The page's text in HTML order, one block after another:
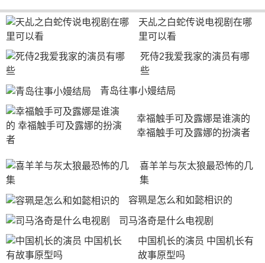
天乩之白蛇传说电视剧在哪
里可以看
死侍2我爱我家的演员有哪
些
青岛往事小嫚结局
幸福触手可及露娜是谁演的
幸福触手可及露娜的扮演者
喜羊羊与灰太狼最恐怖的几
集
容珮是怎么和如懿相识的
司马洛奇是什么电视剧
中国机长的演员 中国机长有
故事原型吗